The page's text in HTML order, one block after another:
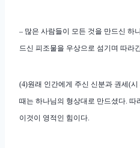
– 많은 사람들이 모든 것을 만드신 하
드신 피조물을 우상으로 섬기며 따라
(4)원래 인간에게 주신 신분과 권세(
때는 하나님의 형상대로 만드셨다. 따
이것이 영적인 힘이다.